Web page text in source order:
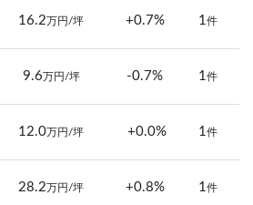
16.2 万円/坪 +0.7% 1件
9.6 万円/坪 -0.7% 1件
12.0万円/坪 +0.0% 1件
28.2 万円/坪 +0.8% 1件